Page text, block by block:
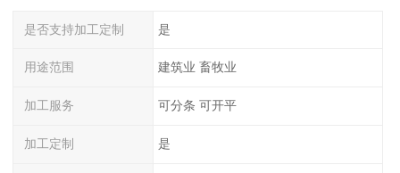
是否支持加工定制 是
用途范围 建筑业 畜牧业
加工服务 可分条 可开平
加工定制 是